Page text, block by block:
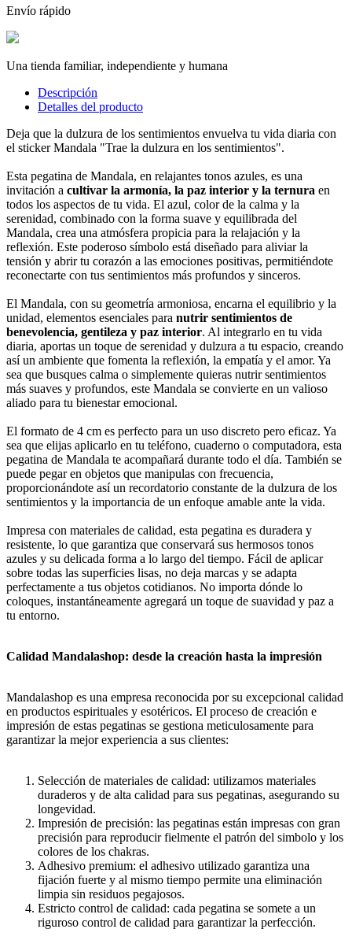
Envío rápido
Una tienda familiar, independiente y humana
Descripción
Detalles del producto
Deja que la dulzura de los sentimientos envuelva tu vida diaria con
el sticker Mandala "Trae la dulzura en los sentimientos".
Esta pegatina de Mandala, en relajantes tonos azules, es una
invitación a cultivar la armonía, la paz interior y la ternura en
todos los aspectos de tu vida. El azul, color de la calma y la
serenidad, combinado con la forma suave y equilibrada del
Mandala, crea una atmósfera propicia para la relajación y la
reflexión. Este poderoso símbolo está diseñado para aliviar la
tensión y abrir tu corazón a las emociones positivas, permitiéndote
reconectarte con tus sentimientos más profundos y sinceros.
El Mandala, con su geometría armoniosa, encarna el equilibrio y la
unidad, elementos esenciales para nutrir sentimientos de
benevolencia, gentileza y paz interior. Al integrarlo en tu vida
diaria, aportas un toque de serenidad y dulzura a tu espacio, creando
así un ambiente que fomenta la reflexión, la empatía y el amor. Ya
sea que busques calma o simplemente quieras nutrir sentimientos
más suaves y profundos, este Mandala se convierte en un valioso
aliado para tu bienestar emocional.
El formato de 4 cm es perfecto para un uso discreto pero eficaz. Ya
sea que elijas aplicarlo en tu teléfono, cuaderno o computadora, esta
pegatina de Mandala te acompañará durante todo el día. También se
puede pegar en objetos que manipulas con frecuencia,
proporcionándote así un recordatorio constante de la dulzura de los
sentimientos y la importancia de un enfoque amable ante la vida.
Impresa con materiales de calidad, esta pegatina es duradera y
resistente, lo que garantiza que conservará sus hermosos tonos
azules y su delicada forma a lo largo del tiempo. Fácil de aplicar
sobre todas las superficies lisas, no deja marcas y se adapta
perfectamente a tus objetos cotidianos. No importa dónde lo
coloques, instantáneamente agregará un toque de suavidad y paz a
tu entorno.
Calidad Mandalashop: desde la creación hasta la impresión
Mandalashop es una empresa reconocida por su excepcional calidad
en productos espirituales y esotéricos. El proceso de creación e
impresión de estas pegatinas se gestiona meticulosamente para
garantizar la mejor experiencia a sus clientes:
Selección de materiales de calidad: utilizamos materiales
duraderos y de alta calidad para sus pegatinas, asegurando su
longevidad.
Impresión de precisión: las pegatinas están impresas con gran
precisión para reproducir fielmente el patrón del simbolo y los
colores de los chakras.
Adhesivo premium: el adhesivo utilizado garantiza una
fijación fuerte y al mismo tiempo permite una eliminación
limpia sin residuos pegajosos.
Estricto control de calidad: cada pegatina se somete a un
riguroso control de calidad para garantizar la perfección.